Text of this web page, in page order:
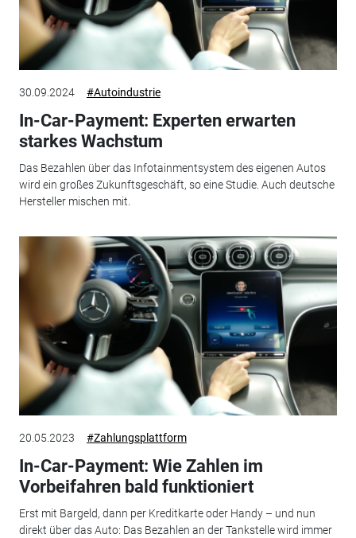
30.09.2024 #Autoindustrie
In-Car-Payment: Experten erwarten
starkes Wachstum
Das Bezahlen über das Infotainmentsystem des eigenen Autos
wird ein großes Zukunftsgeschäft, so eine Studie. Auch deutsche
Hersteller mischen mit.
20.05.2023 #Zahlungsplattform
In-Car-Payment: Wie Zahlen im
Vorbeifahren bald funktioniert
Erst mit Bargeld, dann per Kreditkarte oder Handy – und nun
direkt über das Auto: Das Bezahlen an der Tankstelle wird immer